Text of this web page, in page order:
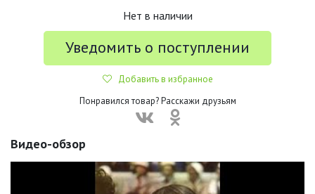
Нет в наличии
Уведомить о поступлении
Добавить в избранное
Понравился товар? Расскажи друзьям
Видео-обзор